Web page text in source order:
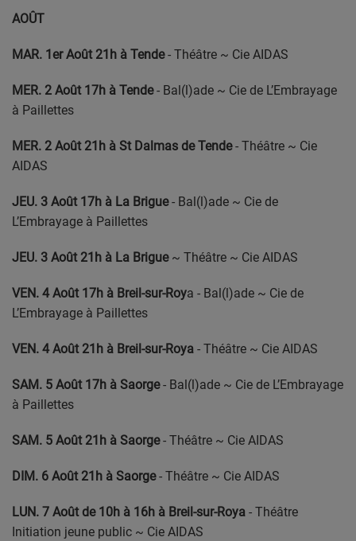
AOÛT
MAR. 1er Août 21h à Tende- Théâtre ~ Cie AIDAS
MER. 2 Août 17h à Tende- Bal(l)ade ~ Cie de L’Embrayage
à Paillettes
MER. 2 Août 21h à St Dalmas de Tende- Théâtre ~ Cie
AIDAS
JEU. 3 Août 17h à La Brigue- Bal(l)ade ~ Cie de
L’Embrayage à Paillettes
JEU. 3 Août 21h à La Brigue~ Théâtre ~ Cie AIDAS
VEN. 4 Août 17h à Breil-sur-Roya - Bal(l)ade ~ Cie de
L’Embrayage à Paillettes
VEN. 4 Août 21h à Breil-sur-Roya - Théâtre ~ Cie AIDAS
SAM. 5 Août 17h à Saorge- Bal(l)ade ~ Cie de L’Embrayage
à Paillettes
SAM. 5 Août 21h à Saorge- Théâtre ~ Cie AIDAS
DIM. 6 Août 21h à Saorge- Théâtre ~ Cie AIDAS
LUN. 7 Août de 10h à 16h à Breil-sur-Roya - Théâtre
Initiation jeune public ~ Cie AIDAS